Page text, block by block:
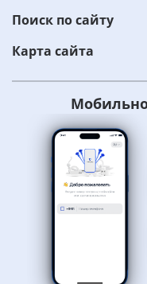
Поиск по сайту
Карта сайта